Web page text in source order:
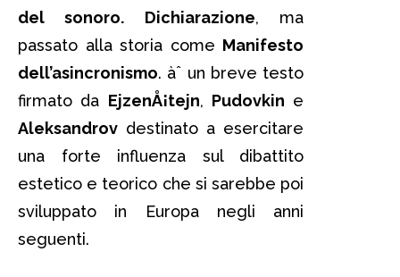
del sonoro. Dichiarazione, ma
passato alla storia come Manifesto
dell’asincronismo. àˆ un breve testo
firmato da EjzenÅ¡tejn, Pudovkin e
Aleksandrov destinato a esercitare
una forte influenza sul dibattito
estetico e teorico che si sarebbe poi
sviluppato in Europa negli anni
seguenti.